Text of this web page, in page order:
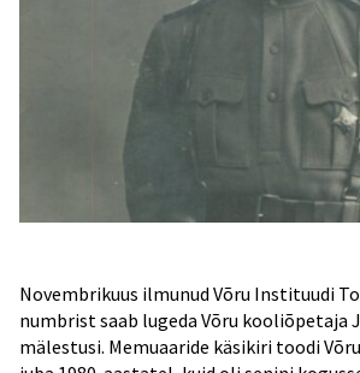
Novembrikuus ilmunud Võru Instituudi
numbrist saab lugeda Võru kooliõpetaja
mälestusi. Memuaaride käsikiri toodi